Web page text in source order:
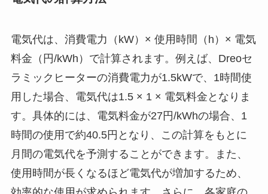
電気代は、消費電力（kW）× 使用時間（h）× 電気
料金（円/kWh）で計算されます。例えば、Dreoセ
ラミックヒーターの消費電力が1.5kWで、1時間使
用した場合、電気代は1.5 × 1 × 電気料金となりま
す。具体的には、電気料金が27円/kWhの場合、1
時間の使用で約40.5円となり、この計算をもとに
月間の電気代を予測することができます。また、
使用時間が長くなるほど電気代が増加するため、